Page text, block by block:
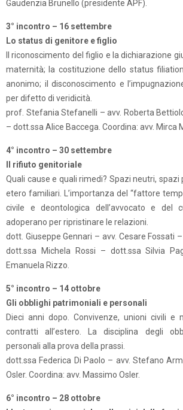
Gaudenzia Brunello (presidente APF).
3° incontro – 16 settembre
Lo status di genitore e figlio
Il riconoscimento del figlio e la dichiarazione
maternità; la costituzione dello status
anonimo; il disconoscimento e
per difetto di veridicità.
prof. Stefania Stefanelli – avv. Roberta
– dott.ssa Alice Baccega. Coordina: avv. Mirca
4° incontro – 30 settembre
Il rifiuto genitoriale
Quali cause e quali rimedi? Spazi neutri,
etero familiari. L’importanza del “fattore
civile e deontologica dell’avvocato e del
adoperano per ripristinare le relazioni.
dott. Giuseppe Gennari – avv. Cesare Fossati
dott.ssa Michela Rossi – dott.ssa Silvia
Emanuela Rizzo.
5° incontro – 14 ottobre
Gli obblighi patrimoniali e personali
Dieci anni dopo. Convivenze, unioni civili e
contratti all’estero. La disciplina degli
personali alla prova della prassi.
dott.ssa Federica Di Paolo – avv. Stefano
Osler. Coordina: avv. Massimo Osler.
6° incontro – 28 ottobre